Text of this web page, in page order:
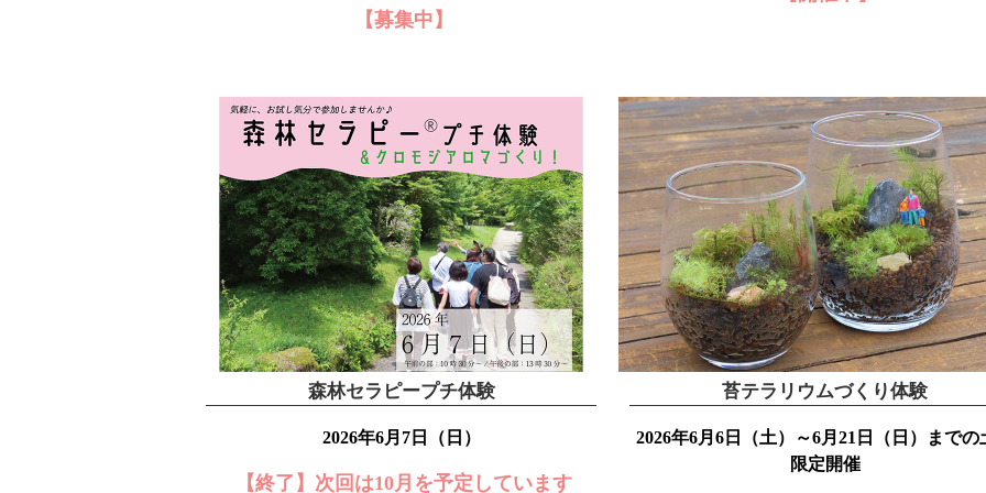
【募集中】
森林セラピープチ体験
2026年6月7日（日）
【終了】次回は10月を予定しています
苔テラリウムづくり体験
2026年6月6日（土）～6月21日（日）までの
限定開催